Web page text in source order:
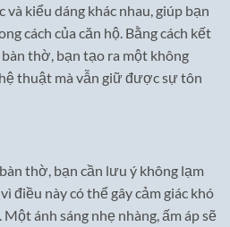
và kiểu dáng khác nhau, giúp bạn
cách của căn hộ. Bằng cách kết
thờ, bạn tạo ra một không
thuật mà vẫn giữ được sự tôn
thờ, bạn cần lưu ý không lạm
điều này có thể gây cảm giác khó
ánh sáng nhẹ nhàng, ấm áp sẽ